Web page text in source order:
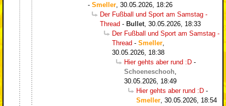
- Smeller, 30.05.2026, 18:26
Der Fußball und Sport am Samstag -
Thread - Bullet, 30.05.2026, 18:33
Der Fußball und Sport am Samstag -
Thread - Smeller,
30.05.2026, 18:38
Hier gehts aber rund :D -
Schoeneschooh,
30.05.2026, 18:49
Hier gehts aber rund :D -
Smeller, 30.05.2026, 18:54